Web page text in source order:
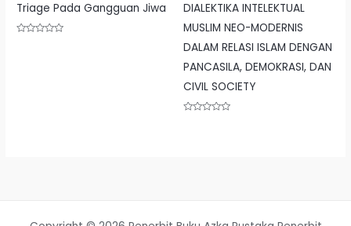
Triage Pada Gangguan Jiwa
DIALEKTIKA INTELEKTUAL
MUSLIM NEO-MODERNIS
DALAM RELASI ISLAM DENGAN
PANCASILA, DEMOKRASI, DAN
CIVIL SOCIETY